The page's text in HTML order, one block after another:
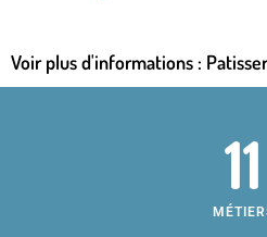
Voir plus d'informations :
11